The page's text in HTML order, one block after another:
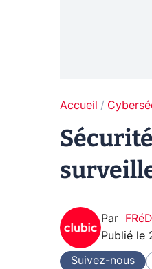
Accueil
Par
Publié le
Suivez-nous